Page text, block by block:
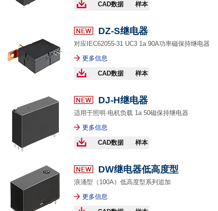
CAD数据 样本
DZ-S继电器
对应IEC62055-31 UC3 1a 90A功率磁保持继电器
更多信息
CAD数据 样本
DJ-H继电器
适用于照明·电机负载 1a 50磁保持继电器
更多信息
CAD数据 样本
DW继电器低高度型
浪涌型（100A）低高度型系列追加
更多信息